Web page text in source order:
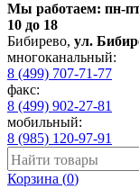
Мы работаем: пн-пт
10 до 18
Бибирево, ул.
многоканальный:
8 (499) 707-71-77
факс:
8 (499) 902-27-81
мобильный:
8 (985) 120-97-91
Корзина (0)